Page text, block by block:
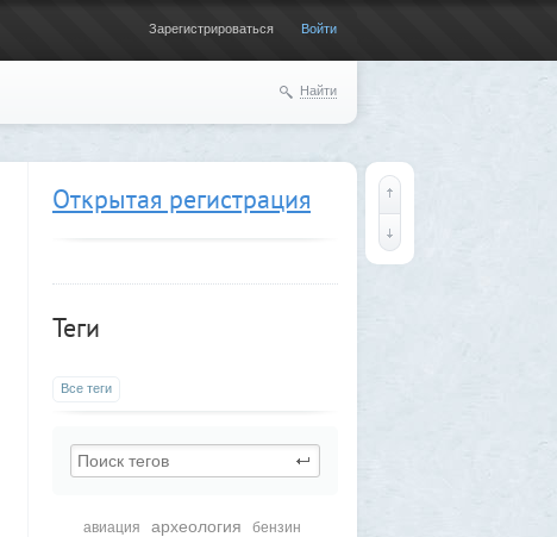
Зарегистрироваться Войти
Найти
Открытая регистрация
Теги
Все теги
авиация археология
бензин